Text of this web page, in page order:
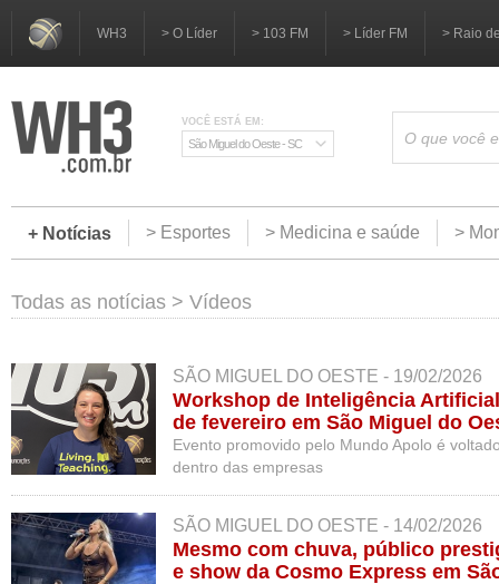
WH3 > O Líder > 103 FM > Líder FM > Raio
VOCÊ ESTÁ EM:
São Miguel do Oeste - SC
+ Notícias > Esportes > Medicina e saúde >
Todas as notícias > Vídeos
SÃO MIGUEL DO OESTE - 19/02/2026
Workshop de Inteligência
de fevereiro em São Miguel do
Evento promovido pelo Mundo Apolo é
dentro das empresas
SÃO MIGUEL DO OESTE - 14/02/2026
Mesmo com chuva, público
e show da Cosmo Express em